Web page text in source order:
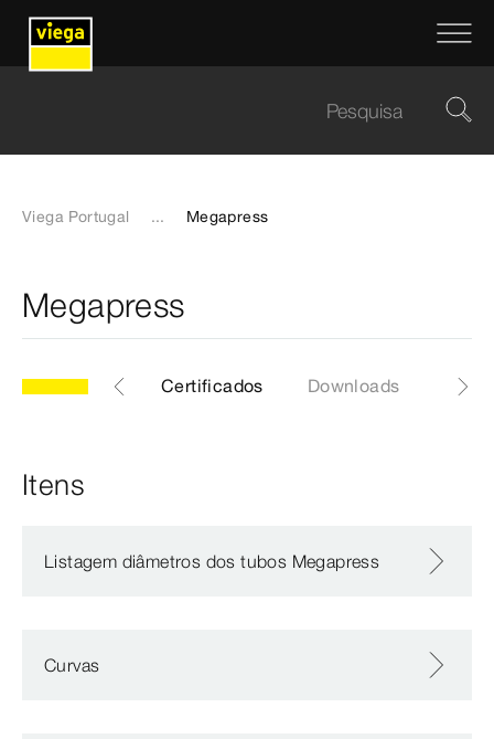
Viega Portugal ... Megapress
Megapress
Geral Certificados Downloads EPD
Itens
Listagem diâmetros dos tubos Megapress
Curvas